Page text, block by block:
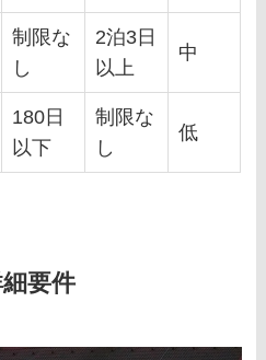
制限な
し
2泊3日
以上
中
180日
以下
制限な
し
低
要件